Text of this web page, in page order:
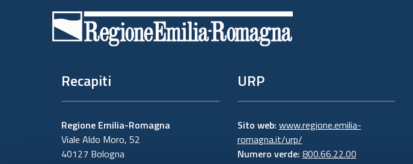
Recapiti
Regione Emilia-Romagna
Viale Aldo Moro, 52
40127 Bologna
URP
Sito web: www.regione.emilia-
romagna.it/urp/
Numero verde: 800.66.22.00